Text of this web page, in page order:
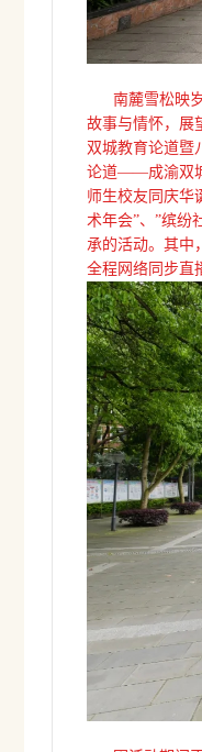
南麓雪松映岁
故事与情怀，展
双城教育论道暨
论道——成渝双
师生校友同庆华
术年会”、”缤纷
承的活动。其中
全程网络同步直